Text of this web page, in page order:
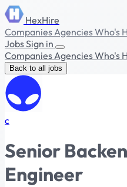
HexHire
CompaniesAgenciesWho's
JobsSign in
CompaniesAgenciesWho's
Back to all jobs
c
Senior
Engineer